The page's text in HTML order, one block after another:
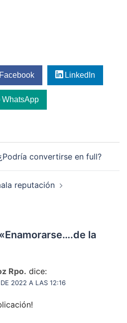
Facebook LinkedIn
WhatsApp
convertirse en full?
reputación
Enamorarse….de la
Rpo. dice:
DE 2022 A LAS 12:16